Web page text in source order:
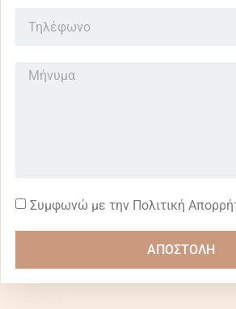
Συμφωνώ με την Πολιτική
ΑΠΟΣΤΟΛΗ